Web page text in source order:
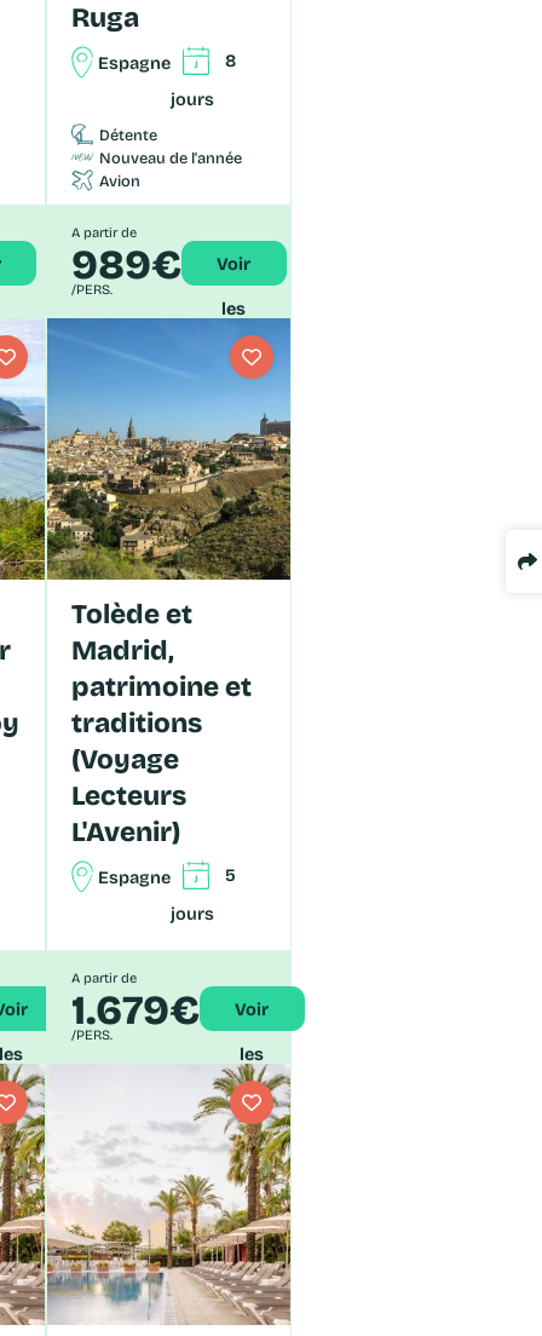
Ruga
Espagne
8
jours
Détente
Nouveau de l'année
Avion
A partir de
989€
/PERS.
Voir
les
détails
Tolède et
Madrid,
patrimoine et
traditions
(Voyage
Lecteurs
L'Avenir)
Espagne
5
jours
A partir de
1.679€
/PERS.
Voir
les
détails